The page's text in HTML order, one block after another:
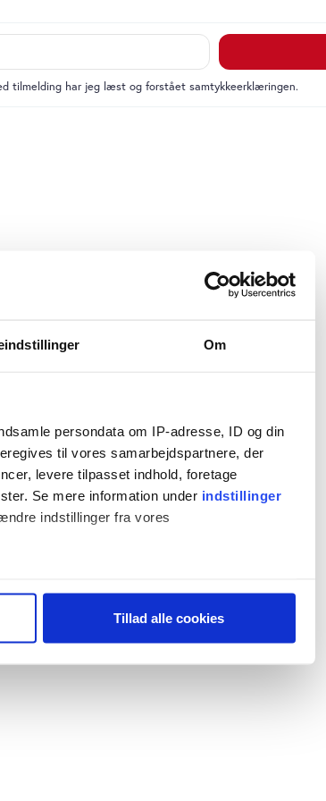
Om
persondata om IP-adresse, ID og din
til vores samarbejdspartnere, der
levere tilpasset indhold, foretage
Se mere information under indstillinger
indstillinger fra vores
(fingerprinting)
Tillad alle cookies
tilmelding har jeg læst og forstået samtykkeerklæringen.